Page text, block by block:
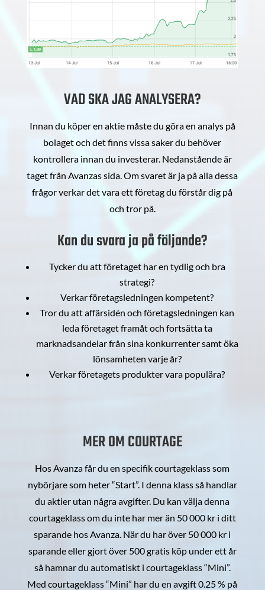
VAD SKA JAG ANALYSERA?
Innan du köper en aktie måste du göra en analys på
bolaget och det finns vissa saker du behöver
kontrollera innan du investerar. Nedanstående är
taget från Avanzas sida. Om svaret är ja på alla dessa
frågor verkar det vara ett företag du förstår dig på
och tror på.
Kan du svara ja på följande?
Tycker du att företaget har en tydlig och bra
strategi?
Verkar företagsledningen kompetent?
Tror du att affärsidén och företagsledningen kan
leda företaget framåt och fortsätta ta
marknadsandelar från sina konkurrenter samt öka
lönsamheten varje år?
Verkar företagets produkter vara populära?
MER OM COURTAGE
Hos Avanza får du en specifik courtageklass som
nybörjare som heter “Start”. I denna klass så handlar
du aktier utan några avgifter. Du kan välja denna
courtageklass om du inte har mer än 50 000 kr i ditt
sparande hos Avanza. När du har över 50 000 kr i
sparande eller gjort över 500 gratis köp under ett år
så hamnar du automatiskt i courtageklass “Mini”.
Med courtageklass “Mini” har du en avgift 0.25 % på